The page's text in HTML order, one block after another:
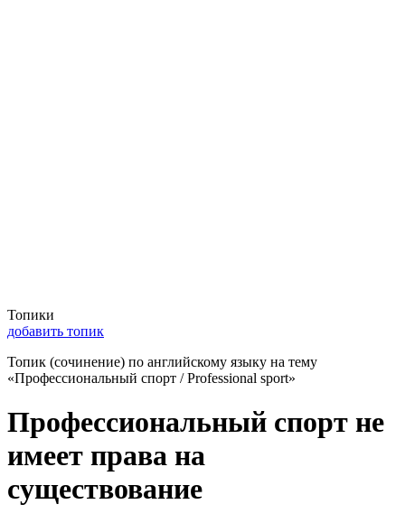
Топики
добавить топик
Топик (сочинение) по английскому языку на тему
«Профессиональный спорт / Professional sport»
Профессиональный спорт не
имеет права на
существование